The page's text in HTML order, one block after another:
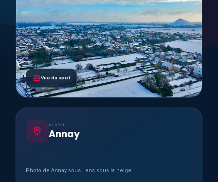
Vue du spot
LE SPOT
Annay
Photo de Annay sous Lens sous la neige